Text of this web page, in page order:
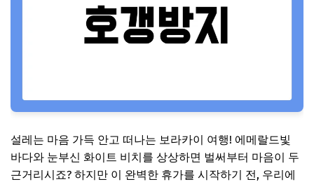
설레는 마음 가득 안고 떠나는 보라카이 여행! 에메랄드빛
바다와 눈부신 화이트 비치를 상상하면 벌써부터 마음이 두
근거리시죠? 하지만 이 완벽한 휴가를 시작하기 전, 우리에